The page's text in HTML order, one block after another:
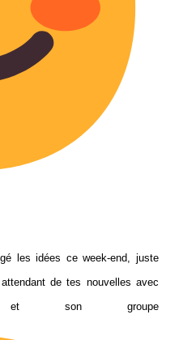
les idées ce week-end, juste
de tes nouvelles avec
et son groupe